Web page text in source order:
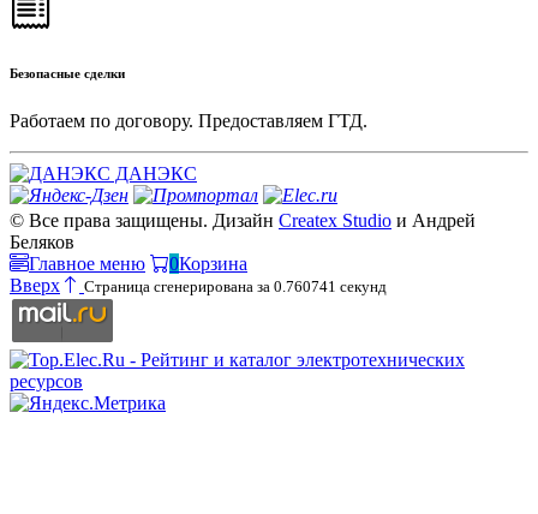
Безопасные сделки
Работаем по договору. Предоставляем ГТД.
ДАНЭКС
© Все права защищены. Дизайн Createx Studio и Андрей
Беляков
Главное меню
0Корзина
Вверх
Страница сгенерирована за 0.760741 секунд